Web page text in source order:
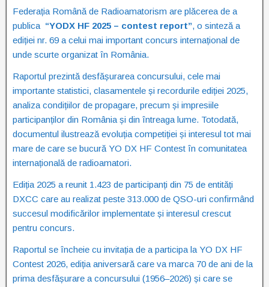
Federația Română de Radioamatorism are plăcerea de a
publica “YODX HF 2025 – contest report”, o sinteză a
ediției nr. 69 a celui mai important concurs internațional de
unde scurte organizat în România.
Raportul prezintă desfășurarea concursului, cele mai
importante statistici, clasamentele și recordurile ediției 2025,
analiza condițiilor de propagare, precum și impresiile
participanților din România și din întreaga lume. Totodată,
documentul ilustrează evoluția competiției și interesul tot mai
mare de care se bucură YO DX HF Contest în comunitatea
internațională de radioamatori.
Ediția 2025 a reunit 1.423 de participanți din 75 de entități
DXCC care au realizat peste 313.000 de QSO-uri confirmând
succesul modificărilor implementate și interesul crescut
pentru concurs.
Raportul se încheie cu invitația de a participa la YO DX HF
Contest 2026, ediția aniversară care va marca 70 de ani de la
prima desfășurare a concursului (1956–2026) și care se